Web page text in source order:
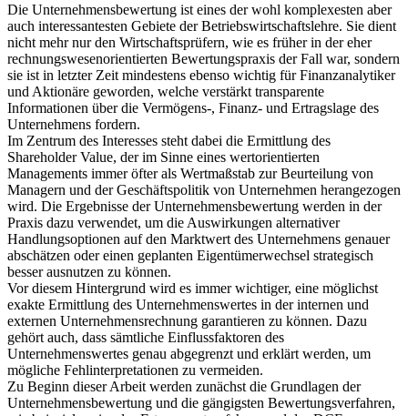
Die Unternehmensbewertung ist eines der wohl komplexesten aber
auch interessantesten Gebiete der Betriebswirtschaftslehre. Sie dient
nicht mehr nur den Wirtschaftsprüfern, wie es früher in der eher
rechnungswesenorientierten Bewertungspraxis der Fall war, sondern
sie ist in letzter Zeit mindestens ebenso wichtig für Finanzanalytiker
und Aktionäre geworden, welche verstärkt transparente
Informationen über die Vermögens-, Finanz- und Ertragslage des
Unternehmens fordern.
Im Zentrum des Interesses steht dabei die Ermittlung des
Shareholder Value, der im Sinne eines wertorientierten
Managements immer öfter als Wertmaßstab zur Beurteilung von
Managern und der Geschäftspolitik von Unternehmen herangezogen
wird. Die Ergebnisse der Unternehmensbewertung werden in der
Praxis dazu verwendet, um die Auswirkungen alternativer
Handlungsoptionen auf den Marktwert des Unternehmens genauer
abschätzen oder einen geplanten Eigentümerwechsel strategisch
besser ausnutzen zu können.
Vor diesem Hintergrund wird es immer wichtiger, eine möglichst
exakte Ermittlung des Unternehmenswertes in der internen und
externen Unternehmensrechnung garantieren zu können. Dazu
gehört auch, dass sämtliche Einflussfaktoren des
Unternehmenswertes genau abgegrenzt und erklärt werden, um
mögliche Fehlinterpretationen zu vermeiden.
Zu Beginn dieser Arbeit werden zunächst die Grundlagen der
Unternehmensbewertung und die gängigsten Bewertungsverfahren,